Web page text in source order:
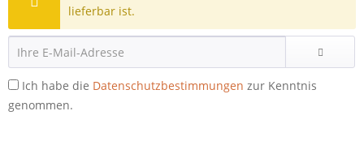
lieferbar ist.
Ich habe die Datenschutzbestimmungen zur Kenntnis
genommen.